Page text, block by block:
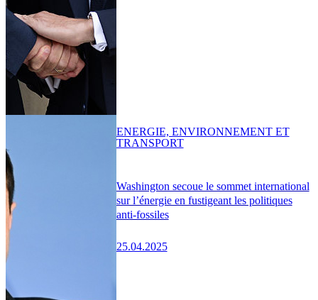
Washington secoue le sommet international
sur l’énergie en fustigeant les politiques
anti-fossiles
25.04.2025
ENERGIE, ENVIRONNEMENT ET
TRANSPORT